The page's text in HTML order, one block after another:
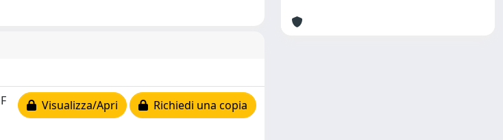
Visualizza/Apri Richiedi una copia